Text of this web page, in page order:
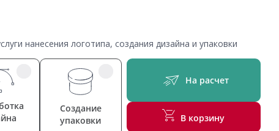
нанесения логотипа, создания дизайна и упаковки
Создание
упаковки
На расчет
В корзину